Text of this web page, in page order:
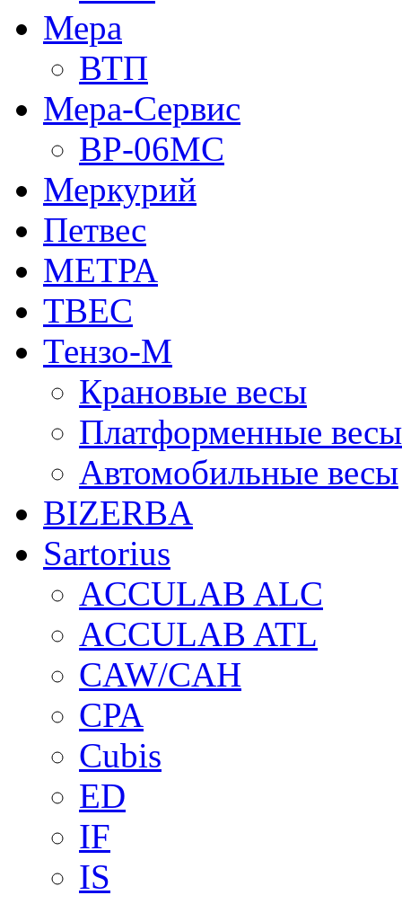
Мера
ВТП
Мера-Сервис
ВР-06МС
Меркурий
Петвес
МЕТРА
ТВЕС
Тензо-М
Крановые весы
Платформенные весы
Автомобильные весы
BIZERBA
Sartorius
ACCULAB ALC
ACCULAB ATL
CAW/CAH
CPA
Cubis
ED
IF
IS